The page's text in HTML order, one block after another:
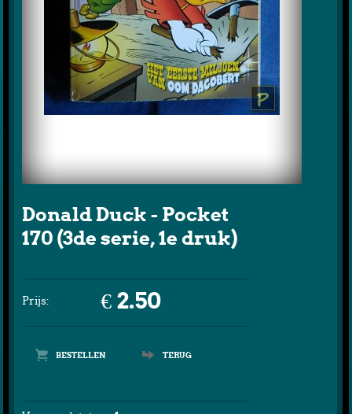
Donald Duck - Pocket
170 (3de serie, 1e druk)
Prijs: € 2.50
TERUG